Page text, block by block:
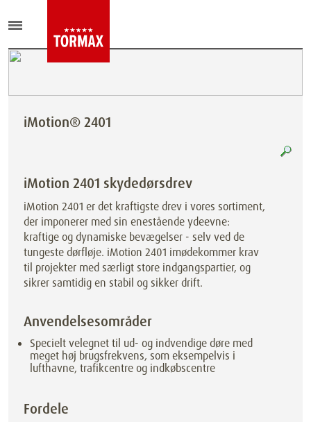
iMotion® 2401
iMotion 2401 skydedørsdrev
iMotion 2401 er det kraftigste drev i vores sortiment,
der imponerer med sin enestående ydeevne:
kraftige og dynamiske bevægelser - selv ved de
tungeste dørfløje. iMotion 2401 imødekommer krav
til projekter med særligt store indgangspartier, og
sikrer samtidig en stabil og sikker drift.
Anvendelsesområder
Specielt velegnet til ud- og indvendige døre med
meget høj brugsfrekvens, som eksempelvis i
lufthavne, trafikcentre og indkøbscentre
Fordele